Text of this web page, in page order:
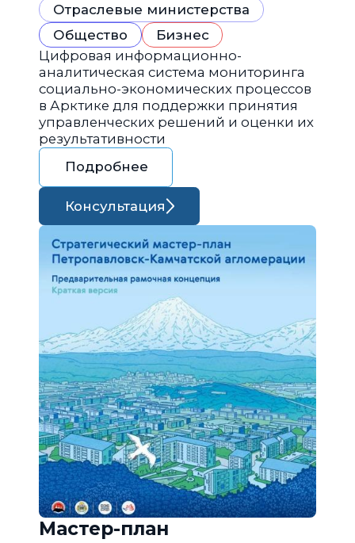
Отраслевые министерства
Общество
Бизнес
Цифровая информационно-
аналитическая система мониторинга
социально-экономических процессов
в Арктике для поддержки принятия
управленческих решений и оценки их
результативности
Подробнее
Консультация
Мастер-план